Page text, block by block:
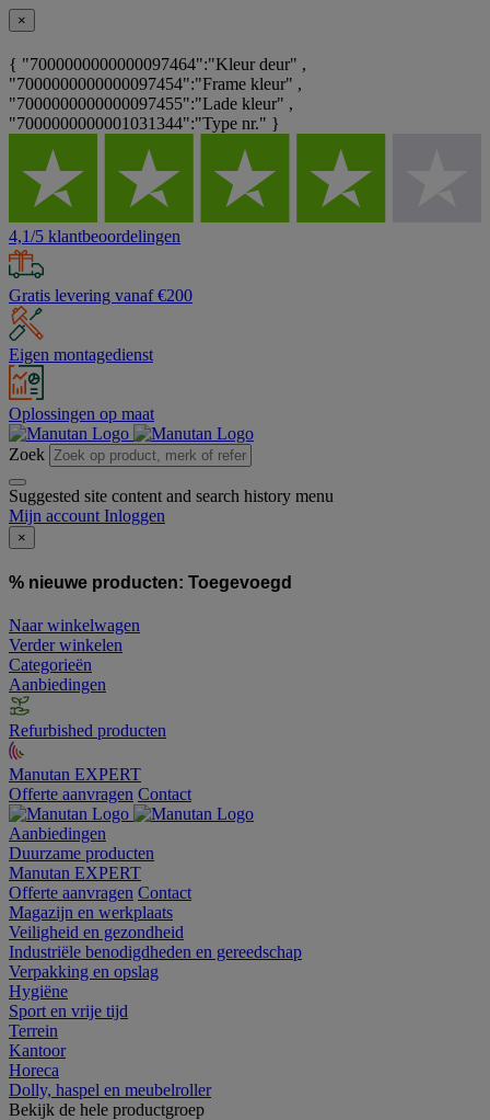
×
{ "7000000000000097464":"Kleur deur" ,
"7000000000000097454":"Frame kleur" ,
"7000000000000097455":"Lade kleur" ,
"7000000000001031344":"Type nr." }
4,1/5 klantbeoordelingen
Gratis levering vanaf €200
Eigen montagedienst
Oplossingen op maat
Zoek
Suggested site content and search history menu
Mijn account Inloggen
×
% nieuwe producten: Toegevoegd
Naar winkelwagen
Verder winkelen
Categorieën
Aanbiedingen
Refurbished producten
Manutan EXPERT
Offerte aanvragen Contact
Aanbiedingen
Duurzame producten
Manutan EXPERT
Offerte aanvragen Contact
Magazijn en werkplaats
Veiligheid en gezondheid
Industriële benodigdheden en gereedschap
Verpakking en opslag
Hygiëne
Sport en vrije tijd
Terrein
Kantoor
Horeca
Dolly, haspel en meubelroller
Bekijk de hele productgroep